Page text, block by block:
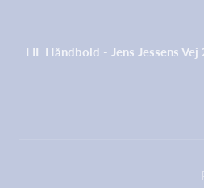
FIF Håndbold - Jens Jessens